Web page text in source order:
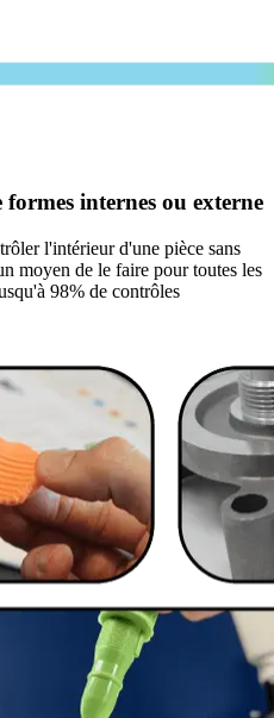
internes ou externe
l'intérieur d'une pièce sans
moyen de le faire pour toutes les
98% de contrôles